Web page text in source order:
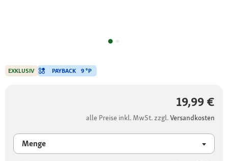
19,99 €
alle Preise inkl. MwSt. zzgl.Versandkosten
Menge
EXKLUSIV PAYBACK 9 °P